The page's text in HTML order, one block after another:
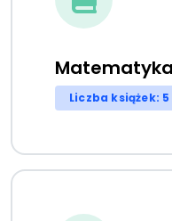
Matematyka
Liczba książek: 5